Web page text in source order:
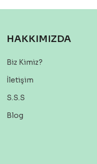
HAKKIMIZDA
Biz Kimiz?
İletişim
S.S.S
Blog